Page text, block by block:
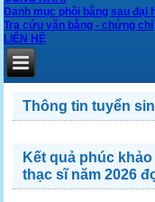
Danh mục phôi bằng sau đại
Tra cứu văn bằng - chứng chỉ
LIÊN HỆ
Thông tin tuyển
Kết quả phúc
thạc sĩ năm 2026